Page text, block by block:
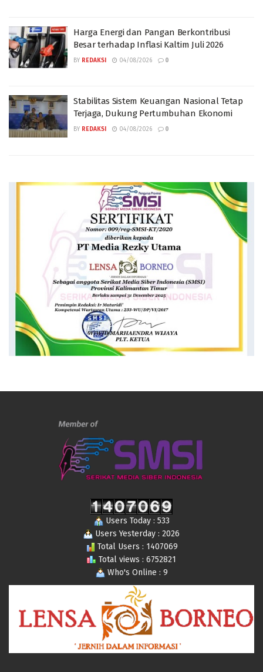
Harga Energi dan Pangan Berkontribusi
Besar terhadap Inflasi Kaltim Juli 2026
BY REDAKSI 04/08/2026 0
Stabilitas Sistem Keuangan Nasional Tetap
Terjaga, Dukung Pertumbuhan Ekonomi
BY REDAKSI 04/08/2026 0
Users Today : 533
Users Yesterday : 2026
Total Users : 1407069
Total views : 6752821
Who's Online : 9